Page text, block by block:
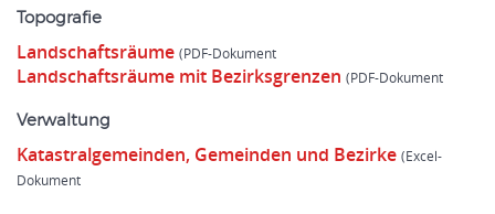
Topografie
Landschaftsräume
Landschaftsräume mit Bezirksgrenzen
Verwaltung
Katastralgemeinden, Gemeinden und Bezirke